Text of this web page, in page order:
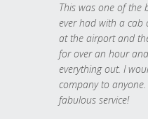
This was one of the
ever had with a cab
at the airport and
for over an hour
everything out. I
company to
fabulous service!